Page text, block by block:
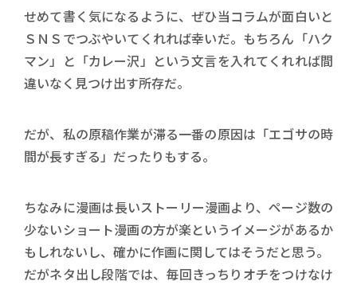
せめて書く気になるように、ぜひ当コラムが面白いと
ＳＮＳでつぶやいてくれれば幸いだ。もちろん「ハク
マン」と「カレー沢」という文言を入れてくれれば間
違いなく見つけ出す所存だ。
だが、私の原稿作業が滞る一番の原因は「エゴサの時
間が長すぎる」だったりもする。
ちなみに漫画は長いストーリー漫画より、ページ数の
少ないショート漫画の方が楽というイメージがあるか
もしれないし、確かに作画に関してはそうだと思う。
だがネタ出し段階では、毎回きっちりオチをつけなけ